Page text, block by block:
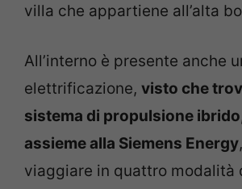
villa che appartiene all’alta
All’interno è presente anche
elettrificazione, visto che
sistema di propulsione
assieme alla Siemens Energy
viaggiare in quattro modalità